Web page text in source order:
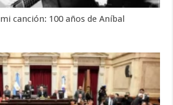
canción: 100 años de Aníbal